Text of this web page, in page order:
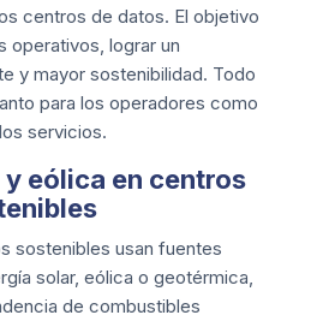
centros de datos. El objetivo
operativos, lograr un
y mayor sostenibilidad. Todo
para los operadores como
servicios.
eólica en centros
sostenibles usan fuentes
solar, eólica o geotérmica,
de combustibles